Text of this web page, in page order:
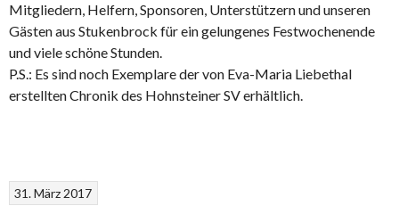
Mitgliedern, Helfern, Sponsoren, Unterstützern und unseren
Gästen aus Stukenbrock für ein gelungenes Festwochenende
und viele schöne Stunden.
P.S.: Es sind noch Exemplare der von Eva-Maria Liebethal
erstellten Chronik des Hohnsteiner SV erhältlich.
31. März 2017